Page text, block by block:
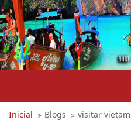
Inicial Blogs visitar vietam